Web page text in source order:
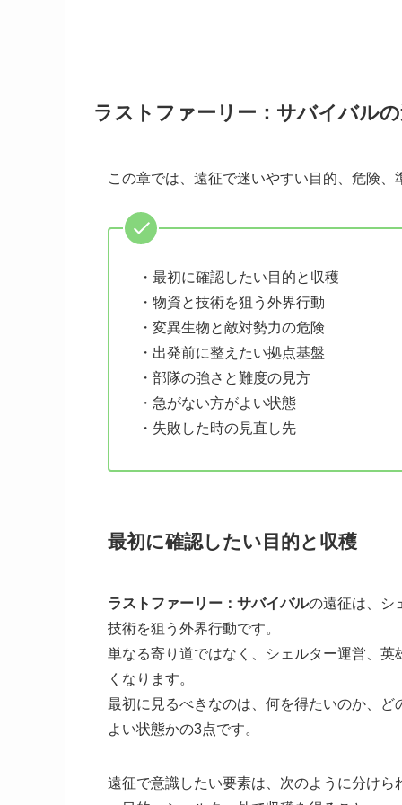
ラストファーリー：サバイバル
この章では、遠征で迷いやすい目的、危険
・最初に確認したい目的と収穫
・物資と技術を狙う外界行動
・変異生物と敵対勢力の危険
・出発前に整えたい拠点基盤
・部隊の強さと難度の見方
・急がない方がよい状態
・失敗した時の見直し先
最初に確認したい目的と収穫
ラストファーリー：サバイバルの遠征は、シ
技術を狙う外界行動です。
単なる寄り道ではなく、シェルター運営、
くなります。
最初に見るべきなのは、何を得たいのか、
よい状態かの3点です。
遠征で意識したい要素は、次のように分けら